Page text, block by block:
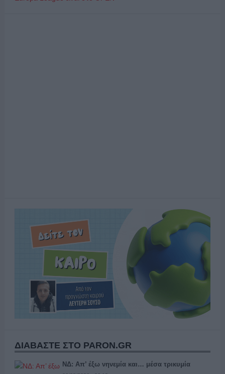
ΔΙΑΒΑΣΤΕ ΣΤΟ PARON.GR
ΝΔ: Απ’ έξω νηνεμία και… μέσα τρικυμία